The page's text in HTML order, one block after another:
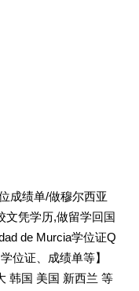
成绩单/做穆尔西亚
文凭学历,做留学回国
de Murcia学位证Q
位证、成绩单等】
韩国 美国 新西兰 等